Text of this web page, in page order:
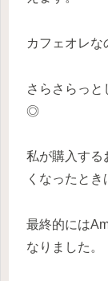
カフェオレな
さらさらっと
◎
私が購入する
くなったとき
最終的には
なりました。